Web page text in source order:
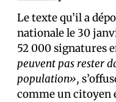
Le texte qu’il a
nationale le 30
52 000 signatures
peuvent pas rester
population»,
comme un citoyen